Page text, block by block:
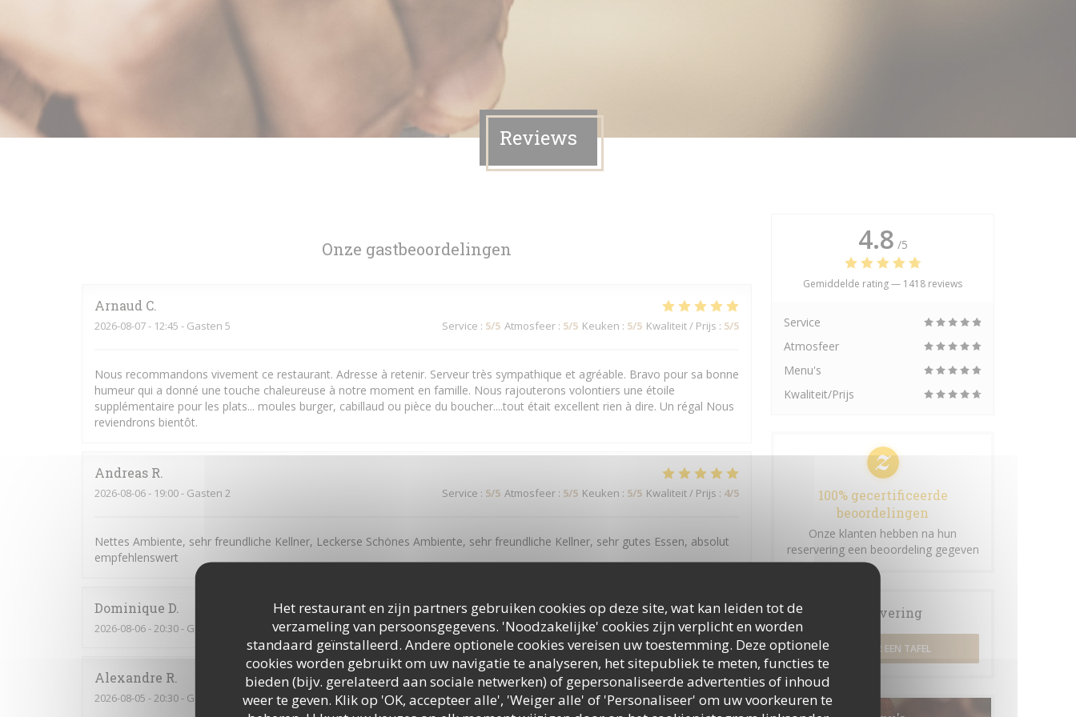
Het restaurant en zijn partners gebruiken cookies op deze site, wat kan leiden tot de
verzameling van persoonsgegevens. 'Noodzakelijke' cookies zijn verplicht en worden
standaard geïnstalleerd. Andere optionele cookies vereisen uw toestemming. Deze optionele
cookies worden gebruikt om uw navigatie te analyseren, het sitepubliek te meten, functies te
bieden (bijv. gerelateerd aan sociale netwerken) of gepersonaliseerde advertenties of inhoud
weer te geven. Klik op 'OK, accepteer alle', 'Weiger alle' of 'Personaliseer' om uw voorkeuren te
Reviews
Onze gastbeoordelingen
Arnaud C
2026-08-07- 12:45 - Gasten 5 Service : 5/5 Atmosfeer : 5/5 Keuken : 5/5 Kwaliteit / Prijs : 5/5
Nous recommandons vivement ce restaurant. Adresse à retenir. Serveur très sympathique et agréable. Bravo pour sa bonne
humeur qui a donné une touche chaleureuse à notre moment en famille. Nous rajouterons volontiers une étoile
supplémentaire pour les plats... moules burger, cabillaud ou pièce du boucher....tout était excellent rien à dire. Un régal Nous
reviendrons bientôt.
Andreas R
2026-08-06- 19:00 - Gasten 2 Service : 5/5 Atmosfeer : 5/5 Keuken : 5/5 Kwaliteit / Prijs : 4/5
Nettes Ambiente, sehr freundliche Kellner, Leckerse Schönes Ambiente, sehr freundliche Kellner, sehr gutes Essen, absolut
empfehlenswert
Dominique D
2026-08-06- 20:30 - Gasten 2 Service:4/5 Atmosfeer:3/5 Keuken: 4/5 Kwaliteit / Prijs: 4/5
Alexandre R
2026-08-05 - 20:30 - Gasten 9 Service: 5/5 Atmosfeer :5/5 Keuken:5/5 Kwaliteit / Prijs: 5/5
4.8 /5
Gemiddelde rating — 1418 reviews
Service
Atmosfeer
Menu's
Kwaliteit/Prijs
100% gecertificeerde
beoordelingen
Onze klanten hebben na hun
reservering een beoordeling gegeven
Reservering
RESERVEER EEN TAFEL